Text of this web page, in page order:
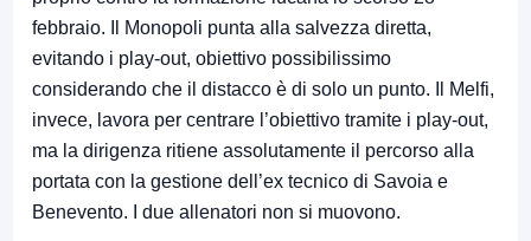
febbraio. Il Monopoli punta alla salvezza diretta,
evitando i play-out, obiettivo possibilissimo
considerando che il distacco è di solo un punto. Il Melfi,
invece, lavora per centrare l’obiettivo tramite i play-out,
ma la dirigenza ritiene assolutamente il percorso alla
portata con la gestione dell’ex tecnico di Savoia e
Benevento. I due allenatori non si muovono.